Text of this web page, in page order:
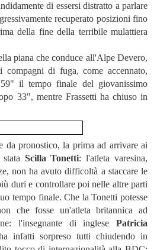
di essersi distratto a parlare
recuperato posizioni fino
della fine della terribile mulattiera
piana che conduce all'Alpe Devero,
compagni di fuga, come accennato,
il tempo finale del giovanissimo
33", mentre Frassetti ha chiuso in
da pronostico, la prima ad arrivare ai
Scilla Tonetti: l'atleta varesina,
non ha avuto difficoltà a staccare le
duri e controllare poi nelle altre parti
tempo finale. Che la Tonetti potesse
che fosse un'atleta britannica ad
l'insegnante di inglese Patricia
infatti sorpreso tutti chiudendo in